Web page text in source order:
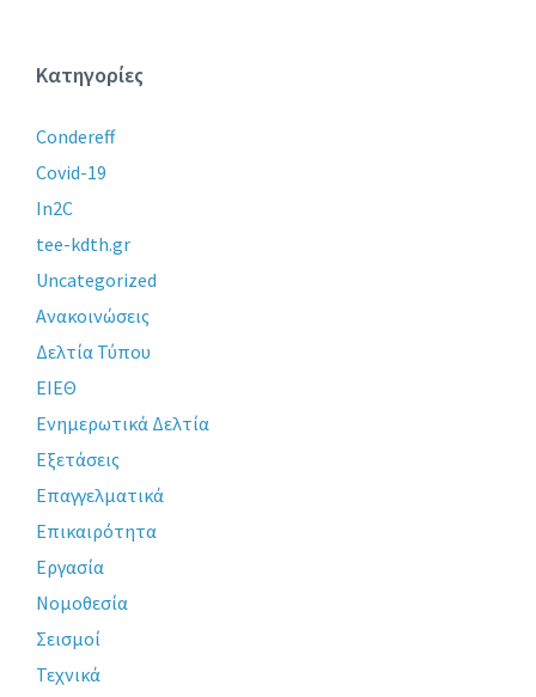
Κατηγορίες
Condereff
Covid-19
In2C
tee-kdth.gr
Uncategorized
Ανακοινώσεις
Δελτία Τύπου
ΕΙΕΘ
Ενημερωτικά Δελτία
Εξετάσεις
Επαγγελματικά
Επικαιρότητα
Εργασία
Νομοθεσία
Σεισμοί
Τεχνικά